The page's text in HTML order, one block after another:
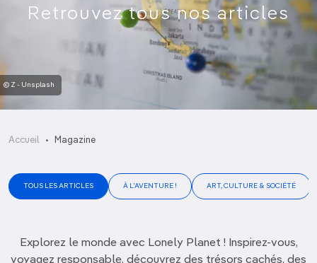
Retrouvez tous nos articles
© Z - Unsplash
Accueil Magazine
TOUS LES ARTICLES À L'AVENTURE ! ART, CULTURE & SOCIÉTÉ
Explorez le monde avec Lonely Planet ! Inspirez-vous,
voyagez responsable, découvrez des trésors cachés, des